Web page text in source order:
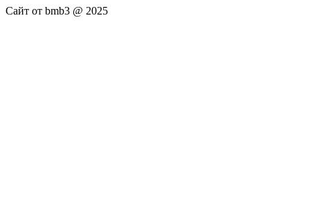
Сайт от bmb3 @ 2025